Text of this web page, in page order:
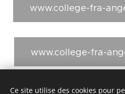
www.college-fra-
www.college-fra-
Ce site utilise des cookies pour